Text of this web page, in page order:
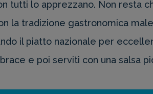
tutti lo apprezzano. Non resta
tradizione gastronomica
il piatto nazionale per
e poi serviti con una salsa